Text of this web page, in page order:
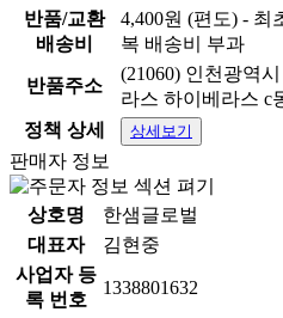
* 배송안내
- 배송 : 일반택배상품
- 배송비 : 4400원 (도서 산간
될 수 있습니다.)
- 제주지역 : 3,000원 / 도서지역
- 발주 마감 시간 : 평일 AM
반품/교환
배송비
4,400원 (편도) - 최
복 배송비 부과
반품주소
(21060) 인천광역
라스 하이베라스 c
정책 상세
상세보기
판매자 정보
상호명
한샘글로벌
대표자
김현중
사업자 등
록 번호
1338801632